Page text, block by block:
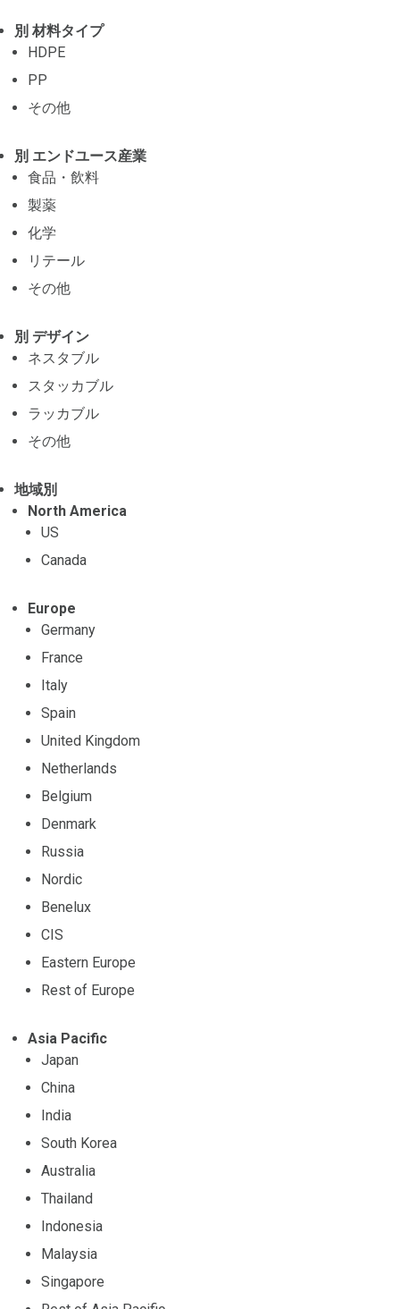
別 材料タイプ
HDPE
PP
その他
別 エンドユース産業
食品・飲料
製薬
化学
リテール
その他
別 デザイン
ネスタブル
スタッカブル
ラッカブル
その他
地域別
North America
US
Canada
Europe
Germany
France
Italy
Spain
United Kingdom
Netherlands
Belgium
Denmark
Russia
Nordic
Benelux
CIS
Eastern Europe
Rest of Europe
Asia Pacific
Japan
China
India
South Korea
Australia
Thailand
Indonesia
Malaysia
Singapore